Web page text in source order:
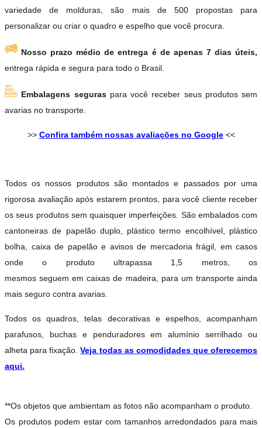
variedade de molduras, são mais de 500 propostas para
personalizar ou criar o quadro e espelho que você procura.
Nosso prazo médio de entrega é de apenas 7 dias úteis,
entrega rápida e segura para todo o Brasil.
Embalagens seguras para você receber seus produtos sem
avarias no transporte.
>> Confira também nossas avaliações no Google<<
Todos os nossos produtos são montados e passados por uma
rigorosa avaliação após estarem prontos, para você cliente receber
os seus produtos sem quaisquer imperfeições. São embalados com
cantoneiras de papelão duplo, plástico termo encolhível, plástico
bolha, caixa de papelão e avisos de mercadoria frágil, em casos
onde o produto ultrapassa 1,5 metros, os
mesmos seguem em caixas de madeira, para um transporte ainda
mais seguro contra avarias.
Todos os quadros, telas decorativas e espelhos, acompanham
parafusos, buchas e penduradores em alumínio serrilhado ou
alheta para fixação.Veja todas as comodidades que oferecemos
aqui.
**Os objetos que ambientam as fotos não acompanham o produto.
Os produtos podem estar com tamanhos arredondados para mais